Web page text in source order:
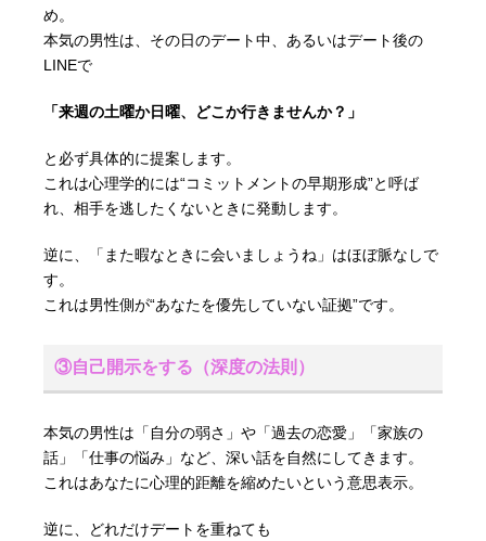
め。
本気の男性は、その日のデート中、あるいはデート後の
LINEで
「来週の土曜か日曜、どこか行きませんか？」
と必ず具体的に提案します。
これは心理学的には“コミットメントの早期形成”と呼ば
れ、相手を逃したくないときに発動します。
逆に、「また暇なときに会いましょうね」はほぼ脈なしで
す。
これは男性側が“あなたを優先していない証拠”です。
③自己開示をする（深度の法則）
本気の男性は「自分の弱さ」や「過去の恋愛」「家族の
話」「仕事の悩み」など、深い話を自然にしてきます。
これはあなたに心理的距離を縮めたいという意思表示。
逆に、どれだけデートを重ねても